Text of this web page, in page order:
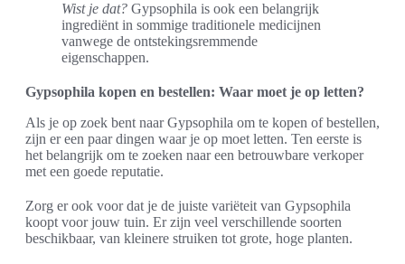
Wist je dat? Gypsophila is ook een belangrijk
ingrediënt in sommige traditionele medicijnen
vanwege de ontstekingsremmende
eigenschappen.
Gypsophila kopen en bestellen: Waar moet je op letten?
Als je op zoek bent naar Gypsophila om te kopen of bestellen,
zijn er een paar dingen waar je op moet letten. Ten eerste is
het belangrijk om te zoeken naar een betrouwbare verkoper
met een goede reputatie.
Zorg er ook voor dat je de juiste variëteit van Gypsophila
koopt voor jouw tuin. Er zijn veel verschillende soorten
beschikbaar, van kleinere struiken tot grote, hoge planten.